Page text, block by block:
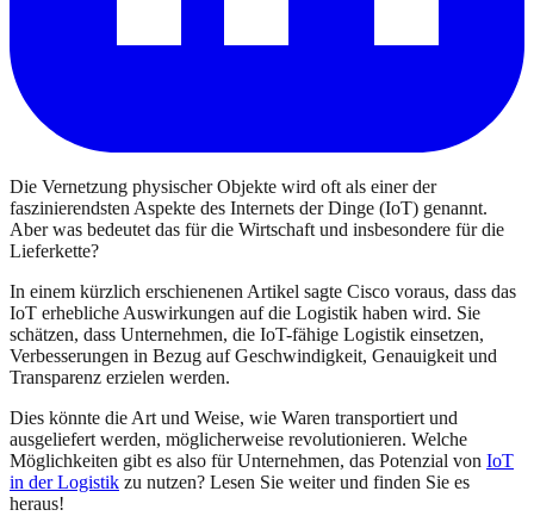
Die Vernetzung physischer Objekte wird oft als einer der
faszinierendsten Aspekte des Internets der Dinge (IoT) genannt.
Aber was bedeutet das für die Wirtschaft und insbesondere für die
Lieferkette?
In einem kürzlich erschienenen Artikel sagte Cisco voraus, dass das
IoT erhebliche Auswirkungen auf die Logistik haben wird. Sie
schätzen, dass Unternehmen, die IoT-fähige Logistik einsetzen,
Verbesserungen in Bezug auf Geschwindigkeit, Genauigkeit und
Transparenz erzielen werden.
Dies könnte die Art und Weise, wie Waren transportiert und
ausgeliefert werden, möglicherweise revolutionieren. Welche
Möglichkeiten gibt es also für Unternehmen, das Potenzial von IoT
in der Logistik zu nutzen? Lesen Sie weiter und finden Sie es
heraus!